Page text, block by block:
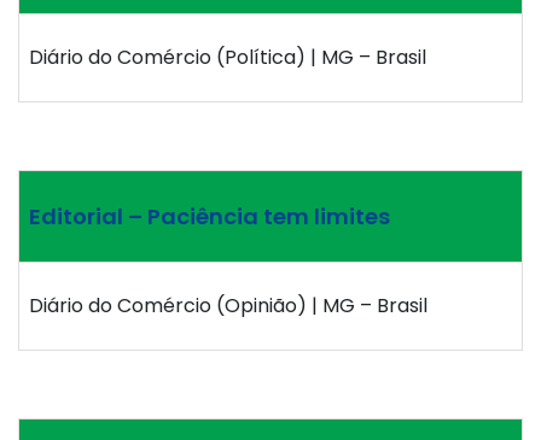
Diário do Comércio (Política) | MG – Brasil
Editorial – Paciência tem limites
Diário do Comércio (Opinião) | MG – Brasil